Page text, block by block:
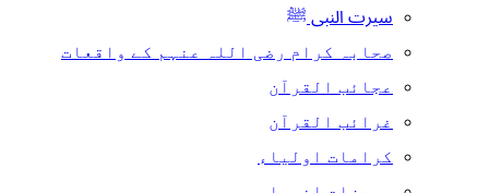
سیرت النبی ﷺ
صحابہ کرام رضی اللہ عنہم کے واقعات
عجائب القرآن
غرائب القرآن
کرامات اولیاء